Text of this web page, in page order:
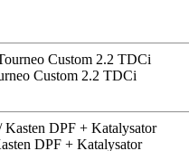
Custom 2.2 TDCi
DPF + Katalysator